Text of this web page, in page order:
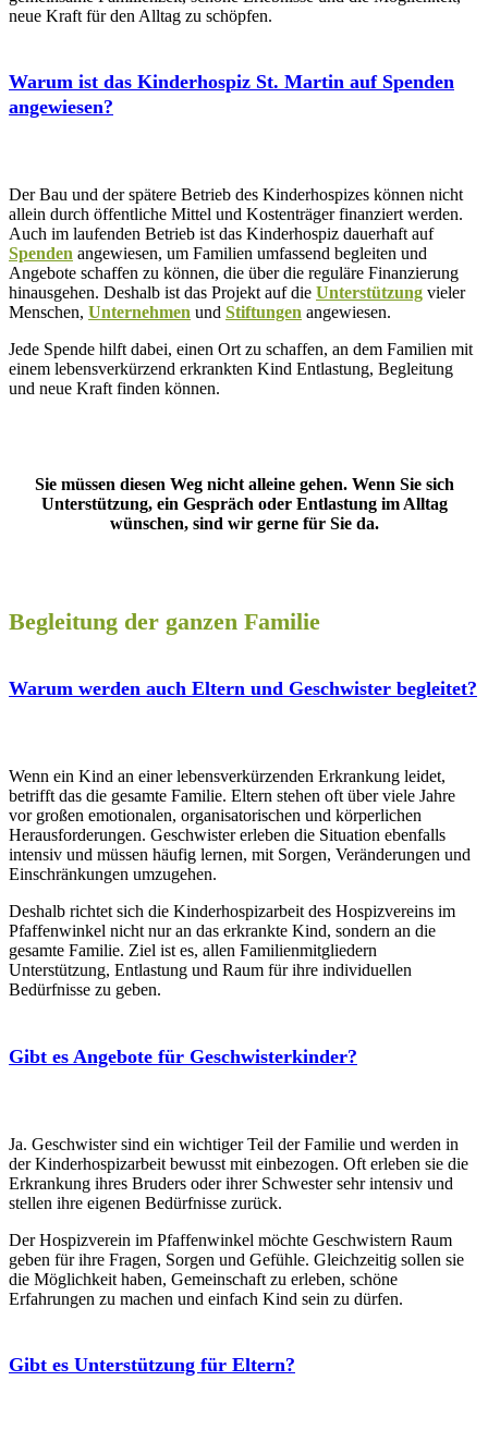
neue Kraft für den Alltag zu schöpfen.
Warum ist das Kinderhospiz St. Martin auf Spenden
angewiesen?
Der Bau und der spätere Betrieb des Kinderhospizes können nicht
allein durch öffentliche Mittel und Kostenträger finanziert werden.
Auch im laufenden Betrieb ist das Kinderhospiz dauerhaft auf
Spenden angewiesen, um Familien umfassend begleiten und
Angebote schaffen zu können, die über die reguläre Finanzierung
hinausgehen. Deshalb ist das Projekt auf die Unterstützung vieler
Menschen, Unternehmen und Stiftungen angewiesen.
Jede Spende hilft dabei, einen Ort zu schaffen, an dem Familien mit
einem lebensverkürzend erkrankten Kind Entlastung, Begleitung
und neue Kraft finden können.
Sie müssen diesen Weg nicht alleine gehen. Wenn Sie sich
Unterstützung, ein Gespräch oder Entlastung im Alltag
wünschen, sind wir gerne für Sie da.
Begleitung der ganzen Familie
Warum werden auch Eltern und Geschwister begleitet?
Wenn ein Kind an einer lebensverkürzenden Erkrankung leidet,
betrifft das die gesamte Familie. Eltern stehen oft über viele Jahre
vor großen emotionalen, organisatorischen und körperlichen
Herausforderungen. Geschwister erleben die Situation ebenfalls
intensiv und müssen häufig lernen, mit Sorgen, Veränderungen und
Einschränkungen umzugehen.
Deshalb richtet sich die Kinderhospizarbeit des Hospizvereins im
Pfaffenwinkel nicht nur an das erkrankte Kind, sondern an die
gesamte Familie. Ziel ist es, allen Familienmitgliedern
Unterstützung, Entlastung und Raum für ihre individuellen
Bedürfnisse zu geben.
Gibt es Angebote für Geschwisterkinder?
Ja. Geschwister sind ein wichtiger Teil der Familie und werden in
der Kinderhospizarbeit bewusst mit einbezogen. Oft erleben sie die
Erkrankung ihres Bruders oder ihrer Schwester sehr intensiv und
stellen ihre eigenen Bedürfnisse zurück.
Der Hospizverein im Pfaffenwinkel möchte Geschwistern Raum
geben für ihre Fragen, Sorgen und Gefühle. Gleichzeitig sollen sie
die Möglichkeit haben, Gemeinschaft zu erleben, schöne
Erfahrungen zu machen und einfach Kind sein zu dürfen.
Gibt es Unterstützung für Eltern?